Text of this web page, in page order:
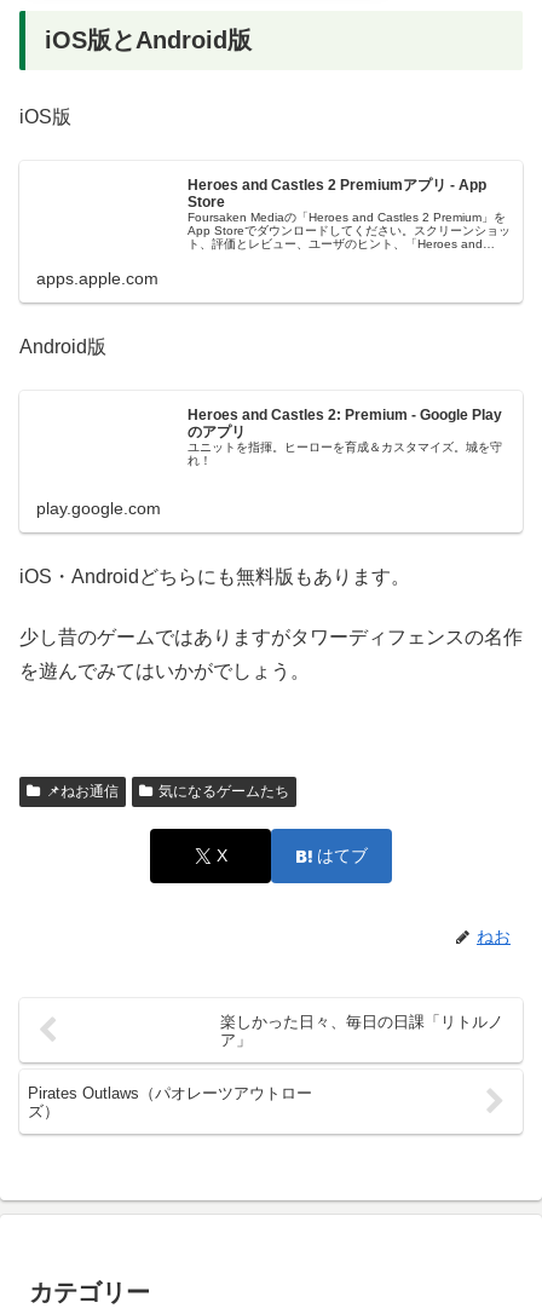
iOS版とAndroid版
iOS版
Heroes and Castles 2 Premiumアプリ - App
Store
Foursaken Mediaの「Heroes and Castles 2 Premium」を
App Storeでダウンロードしてください。スクリーンショッ
ト、評価とレビュー、ユーザのヒント、「Heroes and
apps.apple.com
Android版
Heroes and Castles 2: Premium - Google Play
のアプリ
ユニットを指揮。ヒーローを育成＆カスタマイズ。城を守
れ！
play.google.com
iOS・Androidどちらにも無料版もあります。
少し昔のゲームではありますがタワーディフェンスの名作
を遊んでみてはいかがでしょう。
📌ねお通信 気になるゲームたち
X はてブ
ねお
楽しかった日々、毎日の日課「リトルノ
ア」
Pirates Outlaws（パオレーツアウトロー
ズ）
カテゴリー